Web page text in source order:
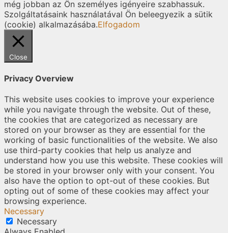
még jobban az Ön személyes igényeire szabhassuk.
Szolgáltatásaink használatával Ön beleegyezik a sütik
(cookie) alkalmazásába.Elfogadom
Close
Privacy Overview
This website uses cookies to improve your experience
while you navigate through the website. Out of these,
the cookies that are categorized as necessary are
stored on your browser as they are essential for the
working of basic functionalities of the website. We also
use third-party cookies that help us analyze and
understand how you use this website. These cookies will
be stored in your browser only with your consent. You
also have the option to opt-out of these cookies. But
opting out of some of these cookies may affect your
browsing experience.
Necessary
Necessary